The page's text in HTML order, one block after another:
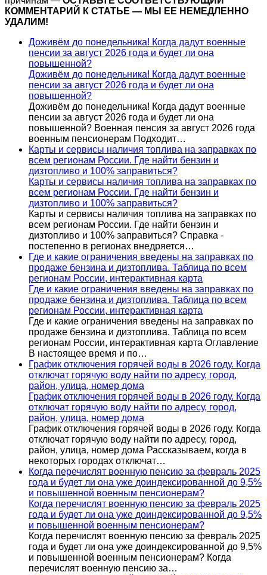
КОММЕНТАРИЙ К СТАТЬЕ — МЫ ЕЕ НЕМЕДЛЕННО
УДАЛИМ!
Доживём до понедельника! Когда дадут военные
пенсии за август 2026 года и будет ли она
повышенной?
Доживём до понедельника! Когда дадут военные
пенсии за август 2026 года и будет ли она
повышенной?
Доживём до понедельника! Когда дадут военные
пенсии за август 2026 года и будет ли она
повышенной? Военная пенсия за август 2026 года
военным пенсионерам Подходит…
Карты и сервисы наличия топлива на заправках по
всем регионам России. Где найти бензин и
дизтопливо и 100% заправиться?
Карты и сервисы наличия топлива на заправках по
всем регионам России. Где найти бензин и
дизтопливо и 100% заправиться?
Карты и сервисы наличия топлива на заправках по
всем регионам России. Где найти бензин и
дизтопливо и 100% заправиться? Справка -
постепенно в регионах внедряется…
Где и какие ограничения введены на заправках по
продаже бензина и дизтоплива. Таблица по всем
регионам России, интерактивная карта
Где и какие ограничения введены на заправках по
продаже бензина и дизтоплива. Таблица по всем
регионам России, интерактивная карта
Где и какие ограничения введены на заправках по
продаже бензина и дизтоплива. Таблица по всем
регионам России, интерактивная карта Оглавление
В настоящее время и по…
График отключения горячей воды в 2026 году. Когда
отключат горячую воду найти по адресу, город,
район, улица, номер дома
График отключения горячей воды в 2026 году. Когда
отключат горячую воду найти по адресу, город,
район, улица, номер дома
График отключения горячей воды в 2026 году. Когда
отключат горячую воду найти по адресу, город,
район, улица, номер дома Рассказываем, когда в
некоторых городах отключат…
Когда перечислят военную пенсию за февраль 2025
года и будет ли она уже доиндексированной до 9,5%
и повышенной военным пенсионерам?
Когда перечислят военную пенсию за февраль 2025
года и будет ли она уже доиндексированной до 9,5%
и повышенной военным пенсионерам?
Когда перечислят военную пенсию за февраль 2025
года и будет ли она уже доиндексированной до 9,5%
и повышенной военным пенсионерам? Когда
перечислят военную пенсию за…